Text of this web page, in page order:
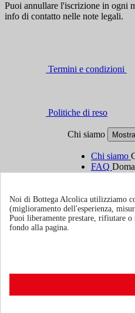
Puoi annullare l'iscrizione in ogni
info di contatto nelle note legali.
Termini e condizioni
Politiche di reso
Chi siamo
Chi siamo
FAQ
Informazioni
Account
Noi di Bottega Alcolica utilizziamo
(miglioramento dell'esperienza,
Puoi liberamente prestare, rifiutare
fondo alla pagina.